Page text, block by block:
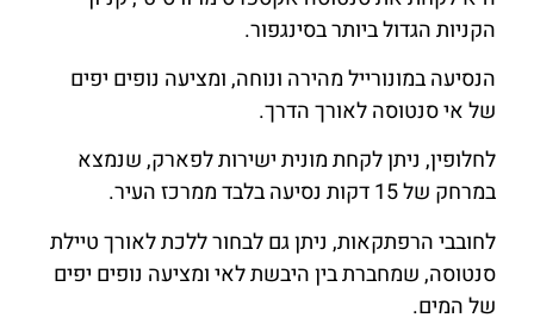
הקניות הגדול ביותר בסינגפור.
הנסיעה במונורייל מהירה ונוחה, ומציעה נופים יפים
של אי סנטוסה לאורך הדרך.
לחלופין, ניתן לקחת מונית ישירות לפארק, שנמצא
במרחק של 15 דקות נסיעה בלבד ממרכז העיר.
לחובבי הרפתקאות, ניתן גם לבחור ללכת לאורך טיילת
סנטוסה, שמחברת בין היבשת לאי ומציעה נופים יפים
של המים.